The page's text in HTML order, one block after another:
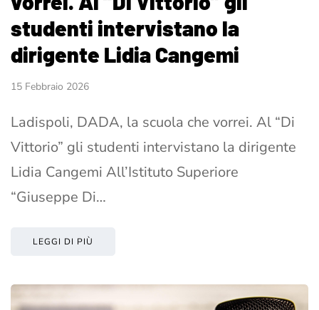
studenti intervistano la
dirigente Lidia Cangemi
15 Febbraio 2026
Ladispoli, DADA, la scuola che vorrei. Al “Di
Vittorio” gli studenti intervistano la dirigente
Lidia Cangemi All’Istituto Superiore
“Giuseppe Di…
LEGGI DI PIÙ